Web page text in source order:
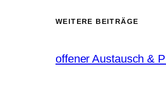
WEITERE BEITRÄGE
offener Austausch &